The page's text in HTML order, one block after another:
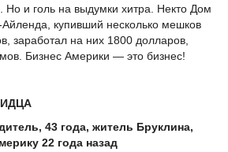
и голь на выдумки хитра. Некто Дом
купивший несколько мешков
заработал на них 1800 долларов,
Бизнес Америки — это бизнес!
43 года, житель Бруклина,
22 года назад